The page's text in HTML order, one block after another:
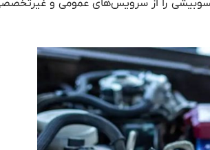
را از سرویس‌های عمومی و